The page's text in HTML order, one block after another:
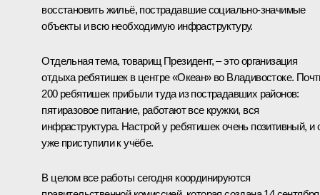
восстановить жильё, пострадавшие социально-значимые
объекты и всю необходимую инфраструктуру.
Отдельная тема, товарищ Президент, – это организация
отдыха ребятишек в центре «Океан» во Владивостоке.
200 ребятишек прибыли туда из пострадавших районов:
пятиразовое питание, работают все кружки, вся
инфраструктура. Настрой у ребятишек очень позитивный, и
уже приступили к учёбе.
В целом все работы сегодня координируются